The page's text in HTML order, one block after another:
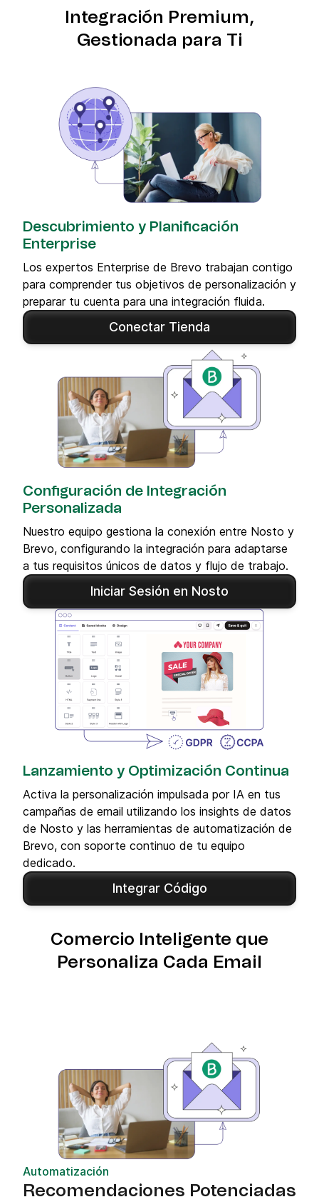
Integración Premium,
Gestionada para Ti
Descubrimiento y Planificación
Enterprise
Los expertos Enterprise de Brevo trabajan contigo
para comprender tus objetivos de personalización y
preparar tu cuenta para una integración fluida.
Conectar Tienda
Configuración de Integración
Personalizada
Nuestro equipo gestiona la conexión entre Nosto y
Brevo, configurando la integración para adaptarse
a tus requisitos únicos de datos y flujo de trabajo.
Iniciar Sesión en Nosto
Lanzamiento y Optimización Continua
Activa la personalización impulsada por IA en tus
campañas de email utilizando los insights de datos
de Nosto y las herramientas de automatización de
Brevo, con soporte continuo de tu equipo
dedicado.
Integrar Código
Comercio Inteligente que
Personaliza Cada Email
Automatización
Recomendaciones Potenciadas